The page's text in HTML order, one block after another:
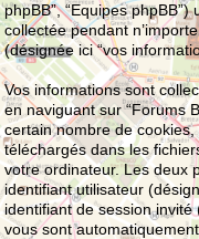
phpBB”, “Equipes
collectée pendant
(désignée ici “vos
Vos informations sont
en naviguant sur “Forums
certain nombre de
téléchargés dans les
votre ordinateur. Les deux
identifiant utilisateur
identifiant de session invité
vous sont